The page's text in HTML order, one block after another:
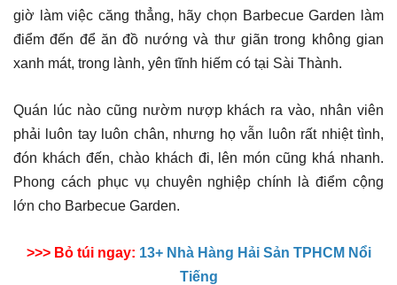
giờ làm việc căng thẳng, hãy chọn Barbecue Garden làm
điểm đến để ăn đồ nướng và thư giãn trong không gian
xanh mát, trong lành, yên tĩnh hiếm có tại Sài Thành.
Quán lúc nào cũng nườm nượp khách ra vào, nhân viên
phải luôn tay luôn chân, nhưng họ vẫn luôn rất nhiệt tình,
đón khách đến, chào khách đi, lên món cũng khá nhanh.
Phong cách phục vụ chuyên nghiệp chính là điểm cộng
lớn cho Barbecue Garden.
>>> Bỏ túi ngay: 13+ Nhà Hàng Hải Sản TPHCM Nổi
Tiếng